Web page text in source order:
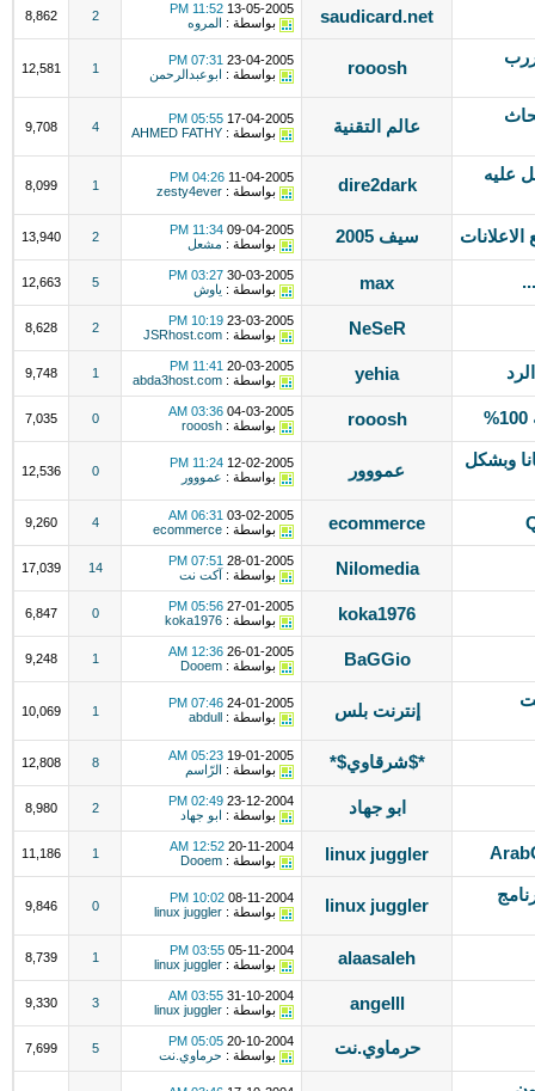
saudicard.net
13-05-2005
11:52 PM
بواسطة :
المروه 2
8,862
rooosh
23-04-2005
07:31 PM
بواسطة :
ابوعبدالرحمن 1
12,581
عالم التقنية 17-04-2005
05:55 PM
بواسطة : AHMED FATHY
4
9,708
عليه
dire2dark
11-04-2005
04:26 PM
بواسطة : zesty4ever
1
8,099
سيف 2005 09-04-2005
11:34 PM
بواسطة : مشعل 2
13,940
max
30-03-2005
03:27 PM
بواسطة : ياوش 5
12,663
NeSeR
23-03-2005
10:19 PM
بواسطة : JSRhost.com
2
8,628
yehia
20-03-2005
11:41 PM
بواسطة : abda3host.com
1
9,748
rooosh
04-03-2005
03:36 AM
بواسطة : rooosh
0
7,035
وبشكل
عمووور 12-02-2005
11:24 PM
بواسطة : عمووور 0
12,536
ecommerce
03-02-2005
06:31 AM
بواسطة : ecommerce
4
9,260
Nilomedia
28-01-2005
07:51 PM
بواسطة : آكت نت 14
17,039
koka1976
27-01-2005
05:56 PM
بواسطة : koka1976
0
6,847
BaGGio
26-01-2005
12:36 AM
بواسطة : Dooem
1
9,248
إنترنت بلس 24-01-2005
07:46 PM
بواسطة :
abdull
1
10,069
*$شرقاوي$* 19-01-2005
05:23 AM
بواسطة :
الرّاسم 8
12,808
ابو جهاد 23-12-2004
02:49 PM
بواسطة :
ابو جهاد 2
8,980
linux juggler
20-11-2004
12:52 AM
بواسطة : Dooem
1
11,186
linux juggler
08-11-2004
10:02 PM
بواسطة : linux juggler
0
9,846
alaasaleh
05-11-2004
03:55 PM
بواسطة : linux juggler
1
8,739
angelll
31-10-2004
03:55 AM
بواسطة : linux juggler
3
9,330
حرماوي.نت 20-10-2004
05:05 PM
بواسطة : حرماوي.نت 5
7,699